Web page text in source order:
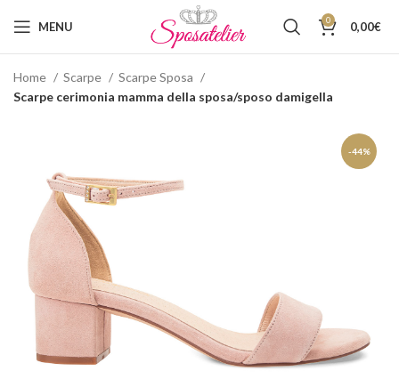
MENU 0 0,00€
Home Scarpe
Scarpe Sposa
Scarpe cerimonia mamma della sposa/sposo damigella
-44%